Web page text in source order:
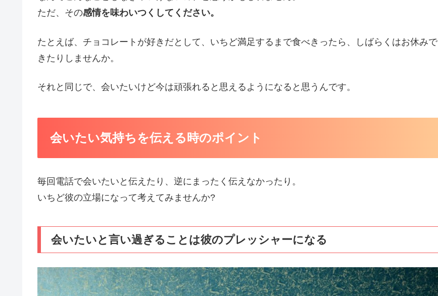
ただ、その感情を味わいつくしてください。
たとえば、チョコレートが好きだとして、いちど満足するまで食べきったら、しばらくはお休みで
きたりしませんか。
それと同じで、会いたいけど今は頑張れると思えるようになると思うんです。
会いたい気持ちを伝える時のポイント
毎回電話で会いたいと伝えたり、逆にまったく伝えなかったり。
いちど彼の立場になって考えてみませんか?
会いたいと言い過ぎることは彼のプレッシャーになる